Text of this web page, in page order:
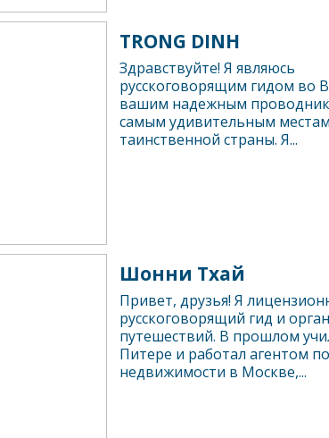
TRONG DINH
Здравствуйте! Я являюсь
русскоговорящим гидом во
вашим надежным
самым удивительным
таинственной страны. Я...
Шонни Тхай
Привет, друзья! Я
русскоговорящий гид и
путешествий. В прошлом
Питере и работал агентом по
недвижимости в Москве,...